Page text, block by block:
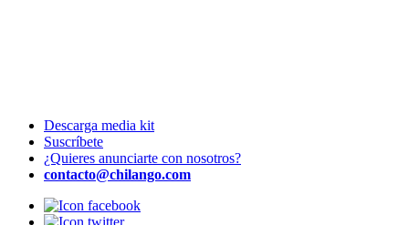
Descarga media kit
Suscríbete
¿Quieres anunciarte con nosotros?
contacto@chilango.com